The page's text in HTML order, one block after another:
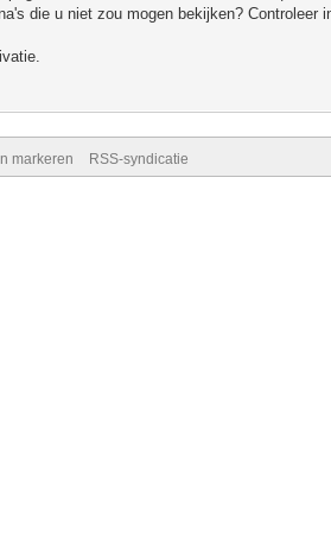
die u niet zou mogen bekijken? Controleer
markeren RSS-syndicatie